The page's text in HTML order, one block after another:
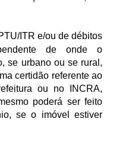
ITR e/ou de débitos
de onde o
se urbano ou se rural,
certidão referente ao
ou no INCRA,
poderá ser feito
se o imóvel estiver